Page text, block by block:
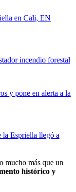
en Cali, EN
incendio forestal
y pone en alerta a la
la Espriella llegó a
mucho más que un
histórico y